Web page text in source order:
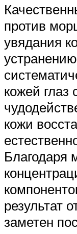
против
увядания
кожей
кожи
Благодаря
результат
заметен